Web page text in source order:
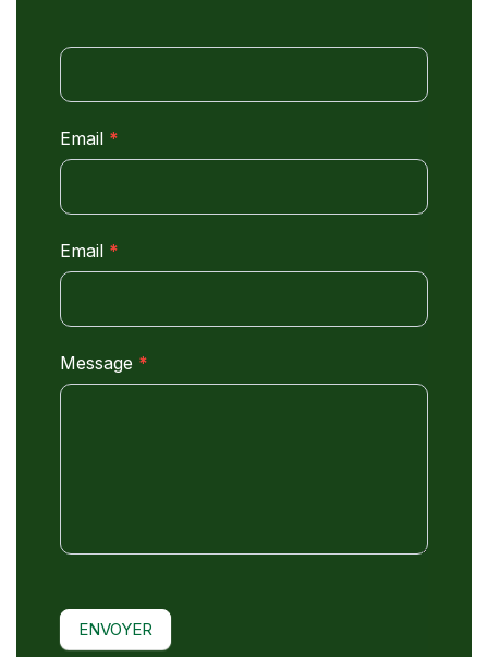
Email *
Email *
Message *
ENVOYER